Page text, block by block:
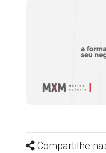
Compartilhe